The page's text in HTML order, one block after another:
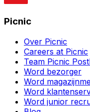
Picnic
Over Picnic
Careers at Picnic
Team Picnic
Word bezorger
Word
Word
Word junior